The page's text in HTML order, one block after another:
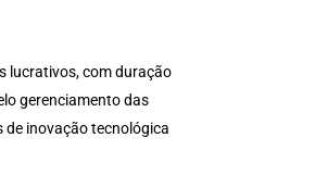
lucrativos, com duração
gerenciamento das
de inovação tecnológica